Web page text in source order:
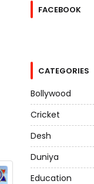
FACEBOOK
CATEGORIES
Bollywood
Cricket
Desh
Duniya
Education